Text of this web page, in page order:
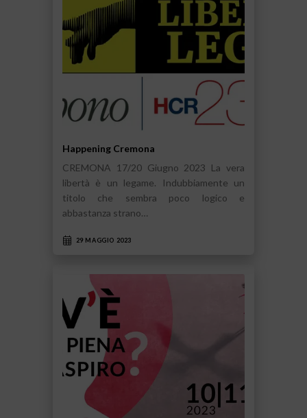
Happening Cremona
CREMONA 17/20 Giugno 2023 La vera
libertà è un legame. Indubbiamente un
titolo che sembra poco logico e
abbastanza strano…
29 MAGGIO 2023